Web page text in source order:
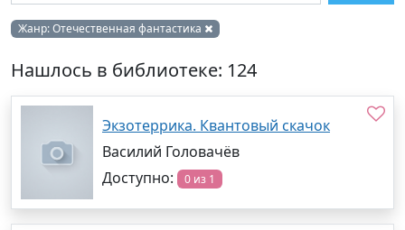
Жанр:Отечественная фантастика
Нашлось в библиотеке: 124
Экзотеррика. Квантовый скачок
Василий Головачёв
Доступно:
0 из 1